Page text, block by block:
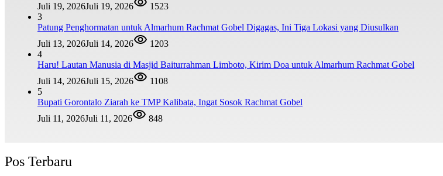
Juli 19, 2026Juli 19, 2026
1523
3
Patung Penghormatan untuk Almarhum Rachmat Gobel Digagas, Ini Tiga Lokasi yang Diusulkan
Juli 13, 2026Juli 14, 2026
1203
4
Haru! Lautan Manusia di Masjid Baiturrahman Limboto, Kirim Doa untuk Almarhum Rachmat Gobel
Juli 14, 2026Juli 15, 2026
1108
5
Bupati Gorontalo Ziarah ke TMP Kalibata, Ingat Sosok Rachmat Gobel
Juli 11, 2026Juli 11, 2026 848
Pos Terbaru